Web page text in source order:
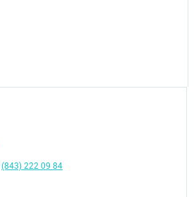
(843) 222 09 84